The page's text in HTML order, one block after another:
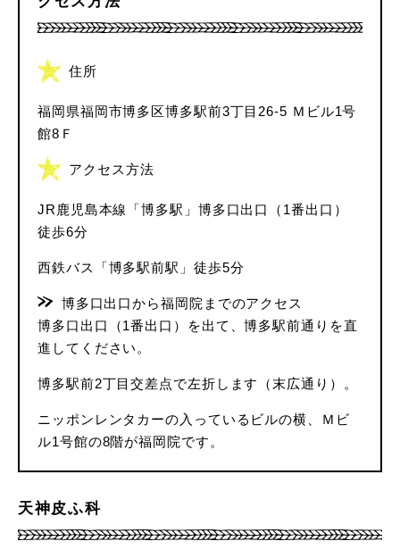
住所
福岡県福岡市博多区博多駅前3丁目26-5 Ｍビル1号
館8Ｆ
アクセス方法
JR鹿児島本線「博多駅」博多口出口（1番出口）
徒歩6分
西鉄バス「博多駅前駅」徒歩5分
博多口出口から福岡院までのアクセス
博多口出口（1番出口）を出て、博多駅前通りを直
進してください。
博多駅前2丁目交差点で左折します（末広通り）。
ニッポンレンタカーの入っているビルの横、Ｍビ
ル1号館の8階が福岡院です。
天神皮ふ科